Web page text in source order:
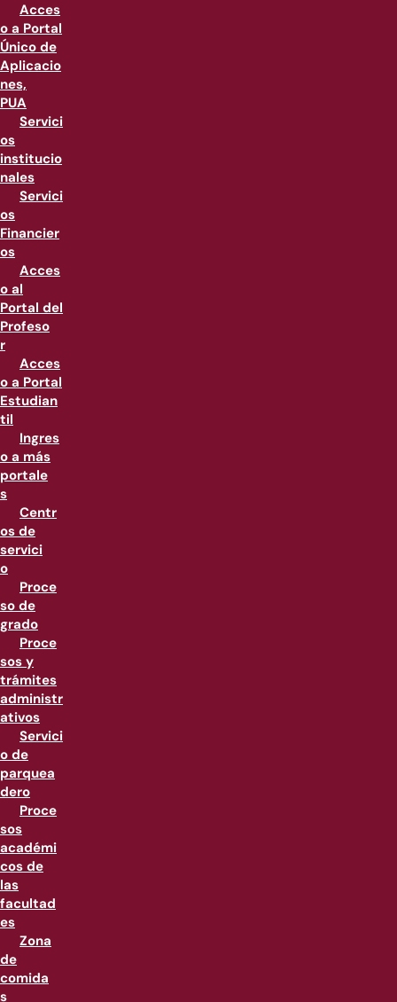
Acces
o a Portal
Único de
Aplicacio
nes,
PUA
Servici
os
institucio
nales
Servici
os
Financier
os
Acces
o al
Portal del
Profeso
r
Acces
o a Portal
Estudian
til
Ingres
o a más
portale
s
Centr
os de
servici
o
Proce
so de
grado
Proce
sos y
trámites
administr
ativos
Servici
o de
parquea
dero
Proce
sos
académi
cos de
las
facultad
es
Zona
de
comida
s